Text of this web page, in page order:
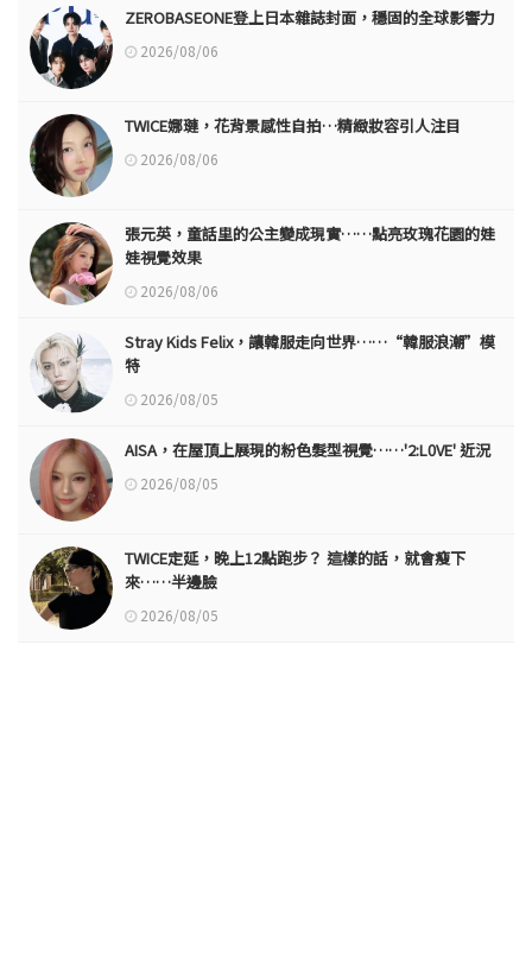
ZEROBASEONE登上日本雜誌封面，穩固的全球影響力
2026/08/06
TWICE娜璉，花背景感性自拍…精緻妝容引人注目
2026/08/06
張元英，童話里的公主變成現實……點亮玫瑰花園的娃
娃視覺效果
2026/08/06
Stray Kids Felix，讓韓服走向世界……“韓服浪潮”模
特
2026/08/05
AISA，在屋頂上展現的粉色髮型視覺……'2:L0VE' 近況
2026/08/05
TWICE定延，晚上12點跑步？ 這樣的話，就會瘦下
來……半邊臉
2026/08/05